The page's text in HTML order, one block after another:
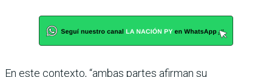
En este contexto, “ambas partes afirman su